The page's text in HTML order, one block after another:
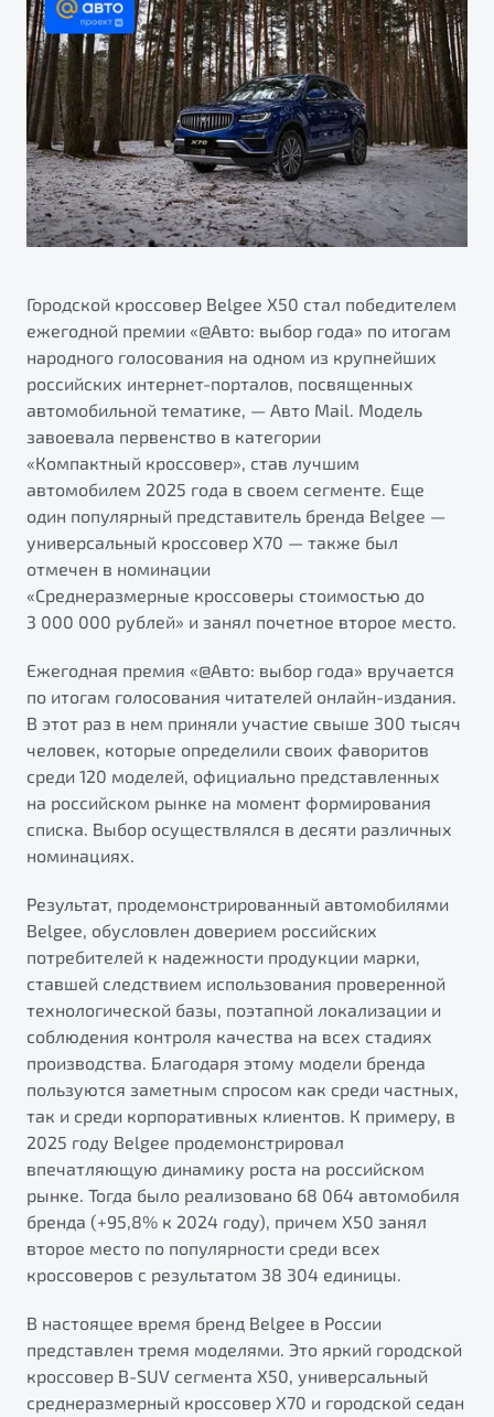
Яркий кроссовер
от 2 219 990 ₽*
Обзор В наличии
S50
Элегантный и практичный седан
от 1 699 990 ₽*
Обзор В наличии
X70
Универсальный кроссовер
Обзор В наличии
Автокредит
Трейд-ин
Страхование
Расчет КАСКО
Узнайте о специальных выгодах при покупке
автомобиля Belgee
Подробно
Тест-драйв
Автокредит
Спецпредложения
ПОДДЕРЖКА
Гарантия Belgee
Belgee Линк
Belgee Клуб
Belgee Плюс
Реферальная программа
Помощь на дорогах
Будьте еще более уверены на дорогах с программой
Преимущества программы
Запись на сервис
Калькулятор ТО
Клиентская поддержка
О дилерском центре
Правовая информация
Городской кроссовер Belgee Х50 стал победителем
ежегодной премии «@Авто: выбор года» по итогам
народного голосования на одном из крупнейших
российских интернет-порталов, посвященных
автомобильной тематике, — Авто Mail. Модель
завоевала первенство в категории
«Компактный кроссовер», став лучшим
автомобилем 2025 года в своем сегменте. Еще
один популярный представитель бренда Belgee —
универсальный кроссовер X70 — также был
отмечен в номинации
«Среднеразмерные кроссоверы стоимостью до
3 000 000 рублей» и занял почетное второе место.
Ежегодная премия «@Авто: выбор года» вручается
по итогам голосования читателей онлайн-издания.
В этот раз в нем приняли участие свыше 300 тысяч
человек, которые определили своих фаворитов
среди 120 моделей, официально представленных
на российском рынке на момент формирования
списка. Выбор осуществлялся в десяти различных
номинациях.
Результат, продемонстрированный автомобилями
Belgee, обусловлен доверием российских
потребителей к надежности продукции марки,
ставшей следствием использования проверенной
технологической базы, поэтапной локализации и
соблюдения контроля качества на всех стадиях
производства. Благодаря этому модели бренда
пользуются заметным спросом как среди частных,
так и среди корпоративных клиентов. К примеру, в
2025 году Belgee продемонстрировал
впечатляющую динамику роста на российском
рынке. Тогда было реализовано 68 064 автомобиля
бренда (+95,8% к 2024 году), причем X50 занял
второе место по популярности среди всех
кроссоверов с результатом 38 304 единицы.
В настоящее время бренд Belgee в России
представлен тремя моделями. Это яркий городской
кроссовер B-SUV сегмента X50, универсальный
среднеразмерный кроссовер X70 и городской седан